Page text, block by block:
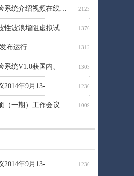
2123
数值水池虚拟实验系统介绍视频在线播放
1376
数值水池船舶耐波性波浪增阻虚拟试验系
1312
布运行
1303
系统V1.0获国内、
1230
2014年9月13-
1009
数值水池创新专项（一期）工作会议在无
1230
2014年9月13-